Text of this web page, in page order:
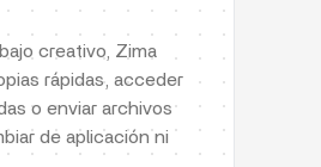
creativo, Zima
rápidas, acceder
o enviar archivos
de aplicación ni